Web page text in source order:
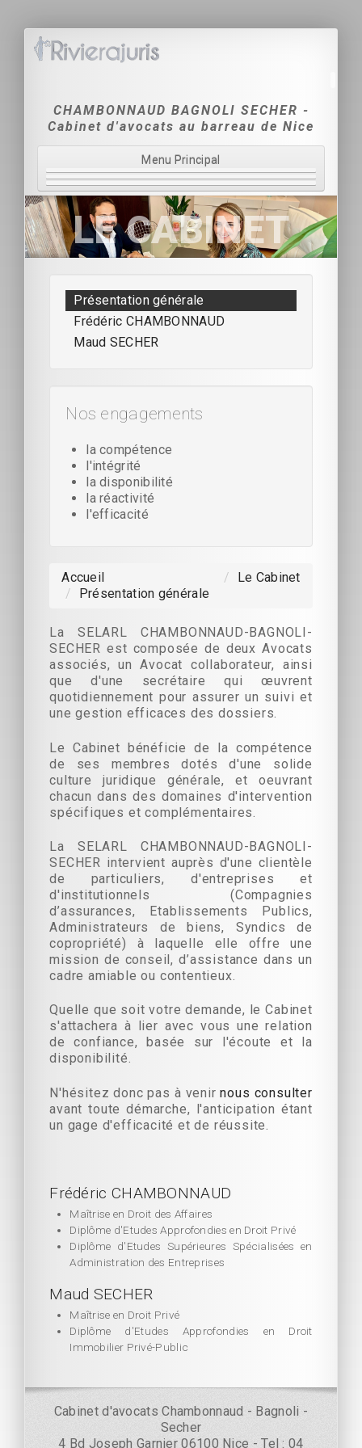
CHAMBONNAUD BAGNOLI SECHER -
Cabinet d'avocats au barreau de Nice
Menu Principal
Accueil
Le Cabinet
Tarification
Coordonnées & Contact
LE CABINET
Présentation générale
Frédéric CHAMBONNAUD
Maud SECHER
Nos engagements
la compétence
l'intégrité
la disponibilité
la réactivité
l'efficacité
Accueil /
Le Cabinet
/
Présentation générale
La SELARL CHAMBONNAUD-BAGNOLI-
SECHER est composée de deux Avocats
associés, un Avocat collaborateur, ainsi
que d'une secrétaire qui œuvrent
quotidiennement pour assurer un suivi et
une gestion efficaces des dossiers.
Le Cabinet bénéficie de la compétence
de ses membres dotés d'une solide
culture juridique générale, et oeuvrant
chacun dans des domaines d'intervention
spécifiques et complémentaires.
La SELARL CHAMBONNAUD-BAGNOLI-
SECHER intervient auprès d'une clientèle
de particuliers, d'entreprises et
d'institutionnels (Compagnies
d’assurances, Etablissements Publics,
Administrateurs de biens, Syndics de
copropriété) à laquelle elle offre une
mission de conseil, d’assistance dans un
cadre amiable ou contentieux.
Quelle que soit votre demande, le Cabinet
s'attachera à lier avec vous une relation
de confiance, basée sur l'écoute et la
disponibilité.
N'hésitez donc pas à venirnous consulter
avant toute démarche, l'anticipation étant
un gage d'efficacité et de réussite.
Frédéric CHAMBONNAUD
Maîtrise en Droit des Affaires
Diplôme d'Etudes Approfondies en Droit Privé
Diplôme d'Etudes Supérieures Spécialisées en
Administration des Entreprises
Maud SECHER
Maîtrise en Droit Privé
Diplôme d'Etudes Approfondies en Droit
Immobilier Privé-Public
Cabinet d'avocats Chambonnaud - Bagnoli -
Secher
4 Bd Joseph Garnier 06100 Nice - Tel : 04